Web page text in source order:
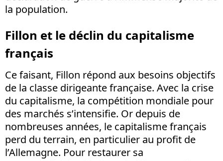
la population.
Fillon et le déclin du capitalisme
français
Ce faisant, Fillon répond aux besoins objectifs
de la classe dirigeante française. Avec la crise
du capitalisme, la compétition mondiale pour
des marchés s’intensifie. Or depuis de
nombreuses années, le capitalisme français
perd du terrain, en particulier au profit de
l’Allemagne. Pour restaurer sa